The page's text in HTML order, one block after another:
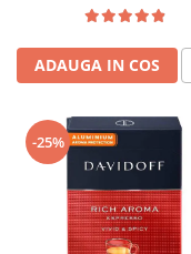
ADAUGA IN COS
-25%